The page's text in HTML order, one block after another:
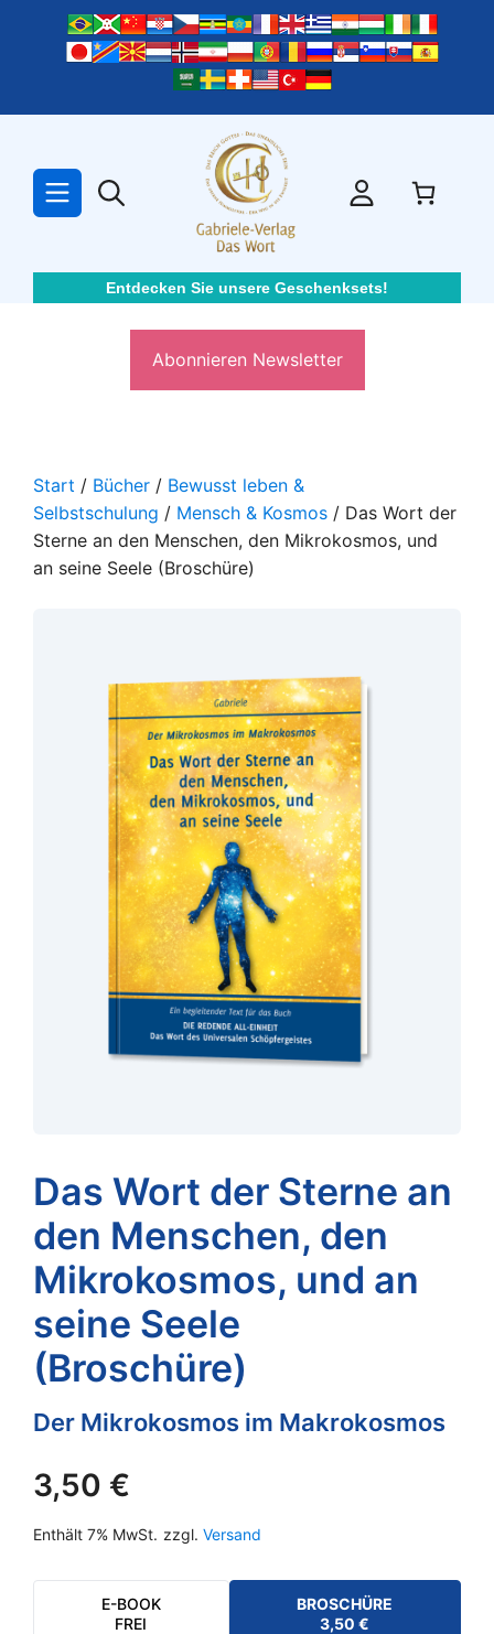
springen
Entdecken Sie unsere Geschenksets!
Abonnieren Newsletter
Start / Bücher / Bewusst leben &
Selbstschulung / Mensch & Kosmos / Das Wort der
Sterne an den Menschen, den Mikrokosmos, und
an seine Seele (Broschüre)
Das Wort der Sterne an
den Menschen, den
Mikrokosmos, und an
seine Seele
(Broschüre)
Der Mikrokosmos im Makrokosmos
3,50 €
Enthält 7% MwSt. zzgl. Versand
E-BOOK
FREI
BROSCHÜRE
3,50€